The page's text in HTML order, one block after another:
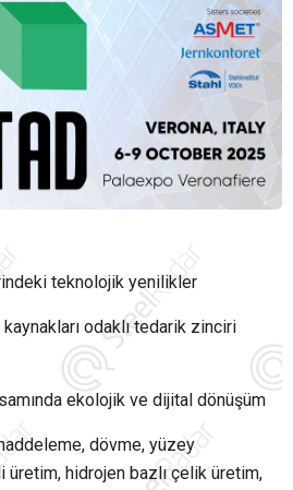
teknolojik yenilikler
odaklı tedarik zinciri
ekolojik ve dijital dönüşüm
dövme, yüzey
hidrojen bazlı çelik üretim,